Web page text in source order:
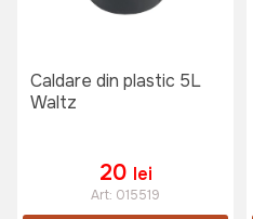
Caldare din plastic 5L
Waltz
20 lei
Art: 015519